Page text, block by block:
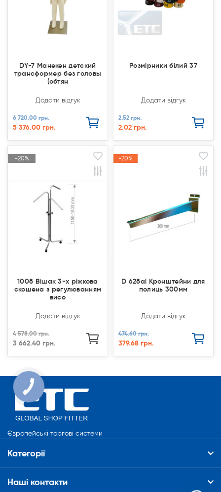
DY-7 Манекен детский
трансформер без головы
(обтян
Додати відгук
6 720.00 грн.
5 376.00 грн.
Розмірники білий 37
Додати відгук
2.52 грн.
2.02 грн.
-20%
-20%
1008 Вішак 3-х ріжкова
скошена з регулюванням
висо
Додати відгук
4 578.00 грн.
3 662.40 грн.
-20%
-20%
D 628al Кронштейни для
полиць 300мм
Додати відгук
474.60 грн.
379.68 грн.
Європейські торгові системи
Категорії
Наші контакти